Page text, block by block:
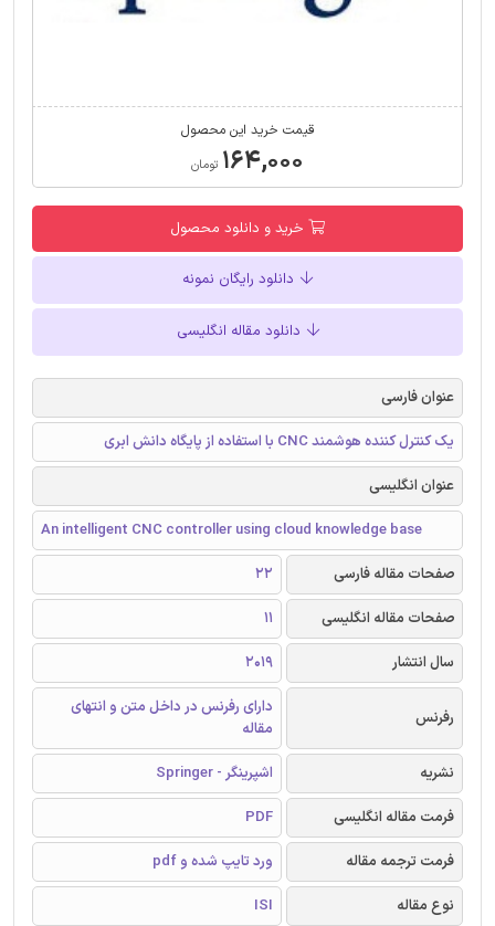
قیمت خرید این محصول
۱۶۴,۰۰۰ تومان
خرید و دانلود محصول
دانلود رایگان نمونه
دانلود مقاله انگلیسی
عنوان فارسی
یک کنترل کننده هوشمند CNC با استفاده از پایگاه دانش ابری
عنوان انگلیسی
An intelligent CNC controller using cloud knowledge base
صفحات مقاله فارسی
22
صفحات مقاله انگلیسی
11
سال انتشار
2019
رفرنس
دارای رفرنس در داخل متن و انتهای
مقاله
نشریه
اشپرینگر - Springer
فرمت مقاله انگلیسی
PDF
فرمت ترجمه مقاله
ورد تایپ شده و pdf
نوع مقاله
ISI